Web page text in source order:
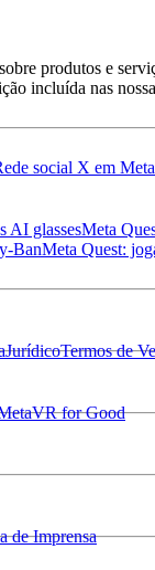
produtos e
incluída nas
AI glassesMeta
BanMeta Quest:
JurídicoTermos de
VR for Good
de Imprensa